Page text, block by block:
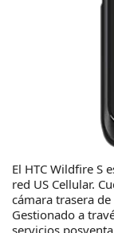
El HTC Wildfire S
red US Cellular.
cámara trasera
Gestionado a
servicios